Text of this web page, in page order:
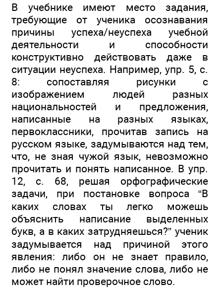
В учебнике имеют место задания,
требующие от ученика осознавания
причины успеха/неуспеха учебной
деятельности и способности
конструктивно действовать даже в
ситуации неуспеха. Например, упр. 5, с.
8: сопоставляя рисунки с
изображением людей разных
национальностей и предложения,
написанные на разных языках,
первоклассники, прочитав запись на
русском языке, задумываются над тем,
что, не зная чужой язык, невозможно
прочитать и понять написанное. В упр.
12, с. 68, решая орфографические
задачи, при постановке вопроса “В
каких словах ты легко можешь
объяснить написание выделенных
букв, а в каких затрудняешься?” ученик
задумывается над причиной этого
явления: либо он не знает правило,
либо не понял значение слова, либо не
может найти проверочное слово.